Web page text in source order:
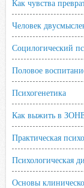
Как чувства
Человек
Социлогический
Половое
Психогенетика
Как выжить в
Практическая
Психологическая
Основы